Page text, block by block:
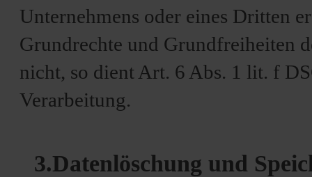
Unternehmens oder eines Dritten
Grundrechte und Grundfreiheiten
nicht, so dient Art. 6 Abs. 1 lit. f
Verarbeitung.
3.Datenlöschung und